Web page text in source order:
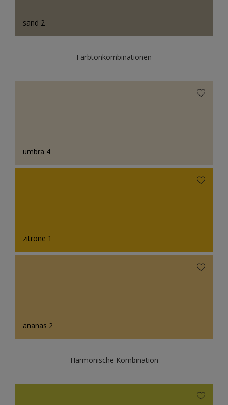
sand 2
Farbtonkombinationen
umbra 4
zitrone 1
ananas 2
Harmonische Kombination